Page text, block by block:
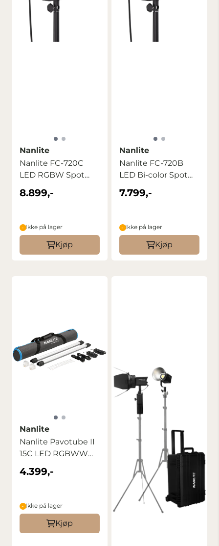
Nanlite
Nanlite FC-720C
LED RGBW Spot
Light
8.899,-
Ikke på lager
Kjøp
Nanlite
Nanlite FC-720B
LED Bi-color Spot
Light
7.799,-
Ikke på lager
Kjøp
Nanlite
Nanlite Pavotube II
15C LED RGBWW
Tube Light 2 ...
4.399,-
Ikke på lager
Kjøp